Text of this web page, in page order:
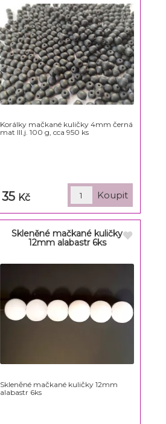
Korálky mačkané kuličky 4mm černá
mat III.j. 100 g, cca 950 ks
35 Kč
Skleněné mačkané kuličky
12mm alabastr 6ks
Skleněné mačkané kuličky 12mm
alabastr 6ks